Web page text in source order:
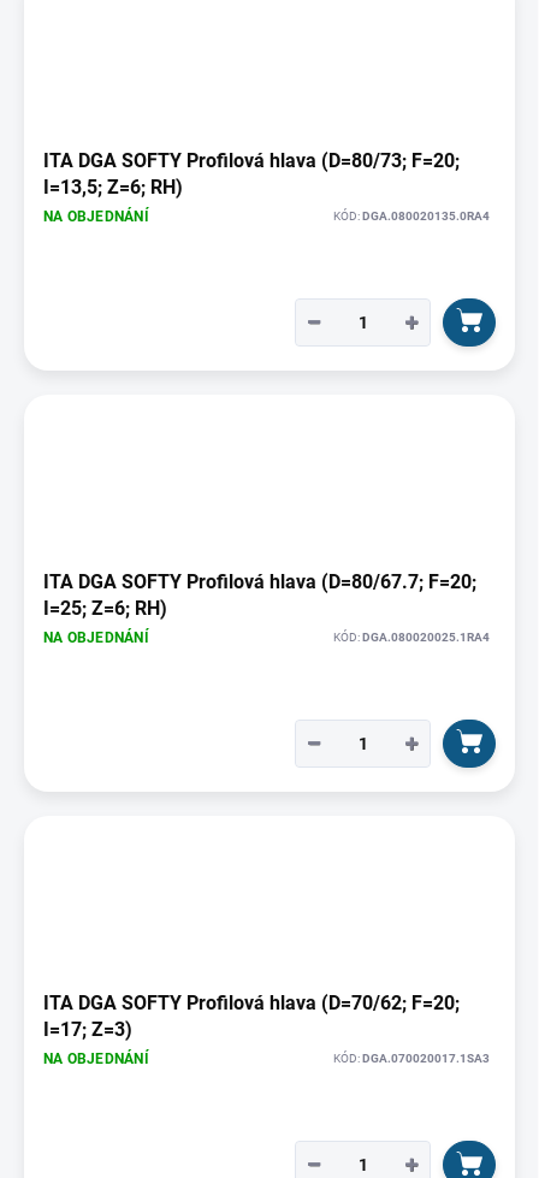
ITA DGA SOFTY Profilová hlava (D=80/73; F=20;
I=13,5; Z=6; RH)
NA OBJEDNÁNÍ KÓD:DGA.080020135.0RA4
+
−
ITA DGA SOFTY Profilová hlava (D=80/67.7; F=20;
I=25; Z=6; RH)
NA OBJEDNÁNÍ KÓD:DGA.080020025.1RA4
+
−
ITA DGA SOFTY Profilová hlava (D=70/62; F=20;
I=17; Z=3)
NA OBJEDNÁNÍ KÓD:DGA.070020017.1SA3
+
−